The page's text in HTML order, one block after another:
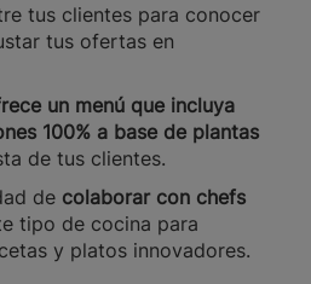
tus clientes para conocer
tus ofertas en
un menú que incluya
100% a base de plantas
de tus clientes.
de colaborar con chefs
tipo de cocina para
y platos innovadores.